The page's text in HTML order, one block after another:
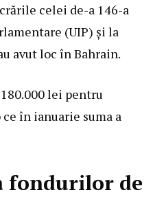
celei de-a 146-a
(UIP) și la
avut loc în Bahrain.
lei pentru
în ianuarie suma a
fondurilor de